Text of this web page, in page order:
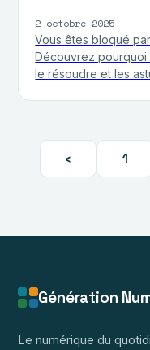
2 octobre 2025
Vous êtes bloqué
Découvrez pourquoi
le résoudre et les
‹ 1
Génération
Le numérique du